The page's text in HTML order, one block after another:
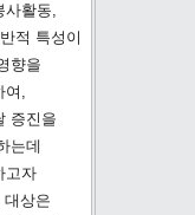
사활동,
적 특성이
향을
여,
증진을
는데
고자
상은